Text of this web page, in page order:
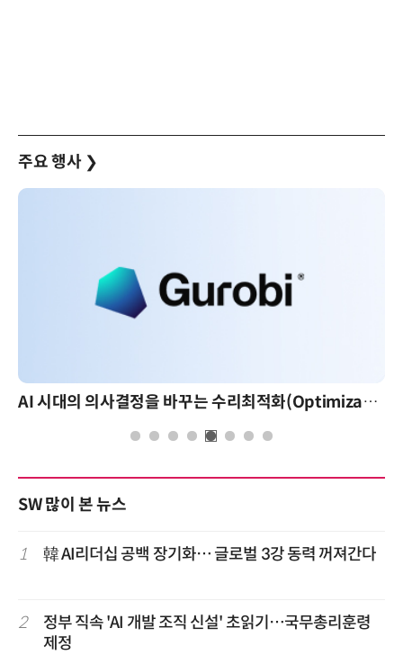
주요 행사 ❯
AI 시대의 의사결정을 바꾸는 수리최적화(Optimization): 실제 산업 적용 사례와 활용 전략
SW 많이 본 뉴스
1 韓 AI리더십 공백 장기화… 글로벌 3강 동력 꺼져간다
2
정부 직속 'AI 개발 조직 신설' 초읽기…국무총리훈령
제정